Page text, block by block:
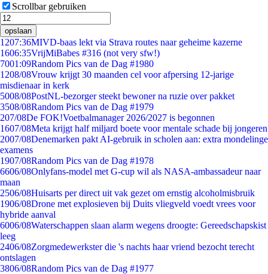
Scrollbar gebruiken
opslaan
1207:36MIVD-baas lekt via Strava routes naar geheime kazerne
1606:35VrijMiBabes #316 (not very sfw!)
7001:09Random Pics van de Dag #1980
1208/08Vrouw krijgt 30 maanden cel voor afpersing 12-jarige
misdienaar in kerk
5008/08PostNL-bezorger steekt bewoner na ruzie over pakket
3508/08Random Pics van de Dag #1979
207/08De FOK!Voetbalmanager 2026/2027 is begonnen
1607/08Meta krijgt half miljard boete voor mentale schade bij jongeren
2007/08Denemarken pakt AI-gebruik in scholen aan: extra mondelinge
examens
1907/08Random Pics van de Dag #1978
6606/08Onlyfans-model met G-cup wil als NASA-ambassadeur naar
maan
2506/08Huisarts per direct uit vak gezet om ernstig alcoholmisbruik
1906/08Drone met explosieven bij Duits vliegveld voedt vrees voor
hybride aanval
6006/08Waterschappen slaan alarm wegens droogte: Gereedschapskist
leeg
2406/08Zorgmedewerkster die 's nachts haar vriend bezocht terecht
ontslagen
3806/08Random Pics van de Dag #1977